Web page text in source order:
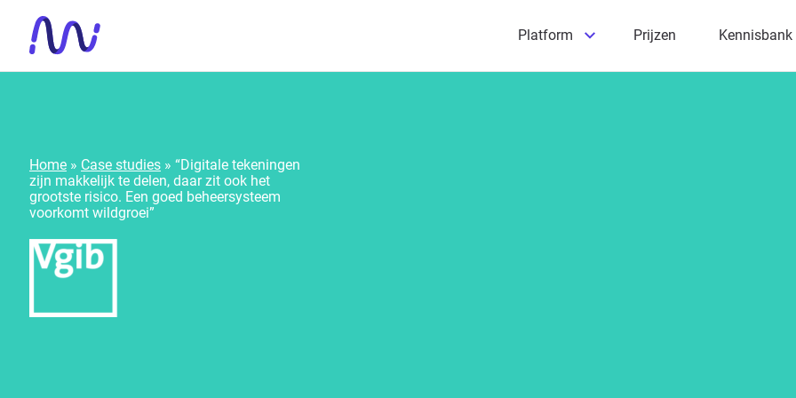
Platform
Prijzen Kennisbank
Home » Case studies » “Digitale tekeningen
zijn makkelijk te delen, daar zit ook het
grootste risico. Een goed beheersysteem
voorkomt wildgroei”